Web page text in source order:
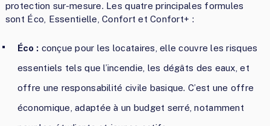
protection sur-mesure. Les quatre principales formules
sont Éco, Essentielle, Confort et Confort+ :
Éco : conçue pour les locataires, elle couvre les risques
essentiels tels que l’incendie, les dégâts des eaux, et
offre une responsabilité civile basique. C’est une offre
économique, adaptée à un budget serré, notamment